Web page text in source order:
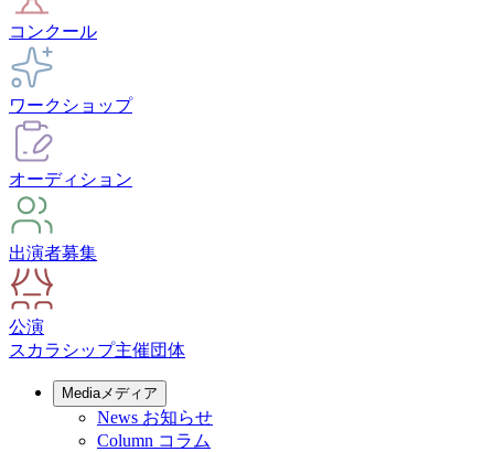
コンクール
ワークショップ
オーディション
出演者募集
公演
スカラシップ主催団体
Mediaメディア
News お知らせ
Column コラム